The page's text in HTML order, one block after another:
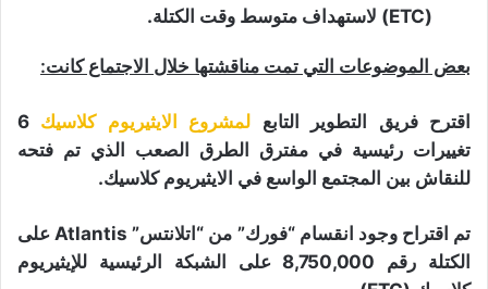
(ETC) لاستهداف متوسط ​​وقت الكتلة.
بعض الموضوعات التي تمت مناقشتها خلال الاجتماع كانت:
اقترح فريق التطوير التابع لمشروع الايثيريوم كلاسيك 6
تغييرات رئيسية في مفترق الطرق الصعب الذي تم فتحه
للنقاش بين المجتمع الواسع في الايثيريوم كلاسيك.
تم اقتراح وجود انقسام “فورك” من “اتلانتس” Atlantis على
الكتلة رقم 8,750,000 على الشبكة الرئيسية للإيثيريوم